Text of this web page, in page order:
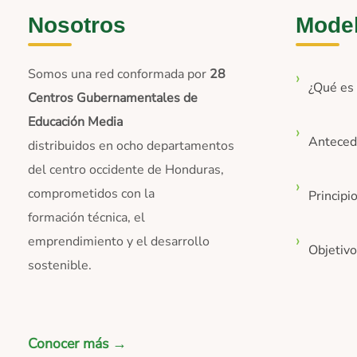
Nosotros
Somos una red conformada por 28
Centros Gubernamentales de
Educación Media
distribuidos en ocho departamentos
del centro occidente de Honduras,
comprometidos con la
formación técnica, el
emprendimiento y el desarrollo
sostenible.
Conocer más →
¿Qué